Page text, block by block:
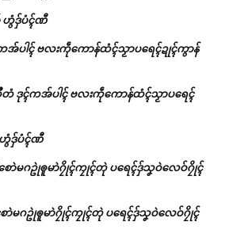
ဟွံဒှ်ပံၚ်ဏီ
ါၚ် ဗလးကဵုကောန်ထံၚ်သၟာပရေၚ်ဍုၚ်ကွာန်
ၚ်ကအ်ပါၚ် ဗလးကဵုကောန်ထံၚ်သၟာပရေၚ်
ဟွံဒှ်ပံၚ်ဏီ
မဂဥုဲၜူမာဲဂၠိုၚ်ကၠုၚ်တုဲ ပရေၚ်ဒှ်သၞဝဲလေဝ်ဂၠိုၚ်
မဂဥုဲၜူမာဲဂၠိုၚ်ကၠုၚ်တုဲ ပရေၚ်ဒှ်သၞဝဲလေဝ်ဂၠိုၚ်